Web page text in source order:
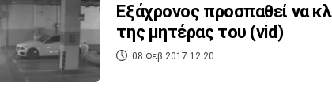
Εξάχρονος προσπαθεί να
της μητέρας του (vid)
08 Φεβ 2017 12:20